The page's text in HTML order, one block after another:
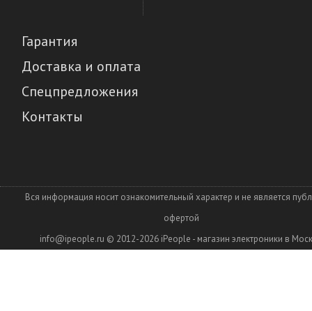
Гарантия
Доставка и оплата
Спецпредложения
Контакты
Вся информация носит ознакомительный характер и не является
офертой
info@ipeople.ru © 2012-2026 iPeople - магазин электроники в